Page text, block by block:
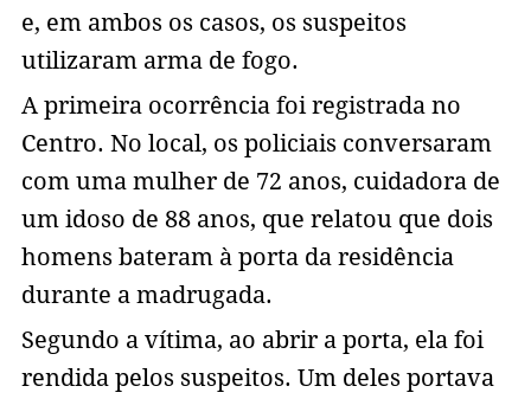
e, em ambos os casos, os suspeitos
utilizaram arma de fogo.
A primeira ocorrência foi registrada no
Centro. No local, os policiais conversaram
com uma mulher de 72 anos, cuidadora de
um idoso de 88 anos, que relatou que dois
homens bateram à porta da residência
durante a madrugada.
Segundo a vítima, ao abrir a porta, ela foi
rendida pelos suspeitos. Um deles portava